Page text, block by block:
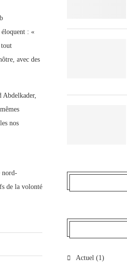
éloquent : «
tout
avec des
Abdelkader,
nos
nord-
de la volonté
Actuel (1)